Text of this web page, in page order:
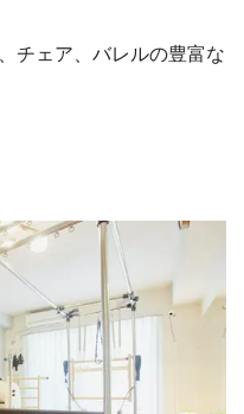
チェア、バレルの豊富な